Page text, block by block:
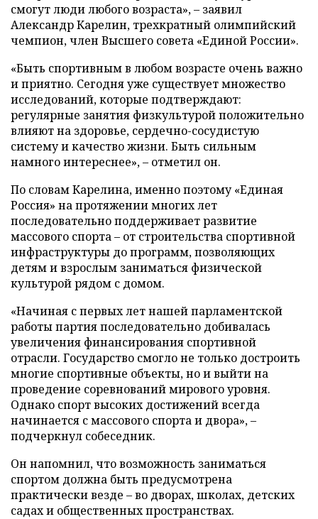
смогут люди любого возраста», – заявил
Александр Карелин, трехкратный олимпийский
чемпион, член Высшего совета «Единой России».
«Быть спортивным в любом возрасте очень важно
и приятно. Сегодня уже существует множество
исследований, которые подтверждают:
регулярные занятия физкультурой положительно
влияют на здоровье, сердечно-сосудистую
систему и качество жизни. Быть сильным
намного интереснее», – отметил он.
По словам Карелина, именно поэтому «Единая
Россия» на протяжении многих лет
последовательно поддерживает развитие
массового спорта – от строительства спортивной
инфраструктуры до программ, позволяющих
детям и взрослым заниматься физической
культурой рядом с домом.
«Начиная с первых лет нашей парламентской
работы партия последовательно добивалась
увеличения финансирования спортивной
отрасли. Государство смогло не только достроить
многие спортивные объекты, но и выйти на
проведение соревнований мирового уровня.
Однако спорт высоких достижений всегда
начинается с массового спорта и двора», –
подчеркнул собеседник.
Он напомнил, что возможность заниматься
спортом должна быть предусмотрена
практически везде – во дворах, школах, детских
садах и общественных пространствах.